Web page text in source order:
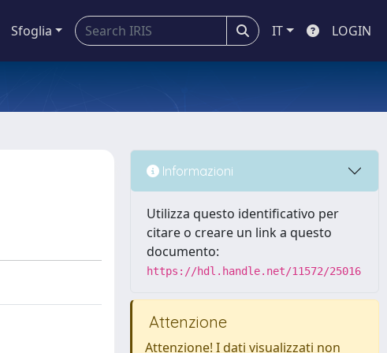
Sfoglia IT LOGIN
Informazioni
Utilizza questo identificativo per
citare o creare un link a questo
documento:
https://hdl.handle.net/11572/25016
Attenzione
Attenzione! I dati visualizzati non